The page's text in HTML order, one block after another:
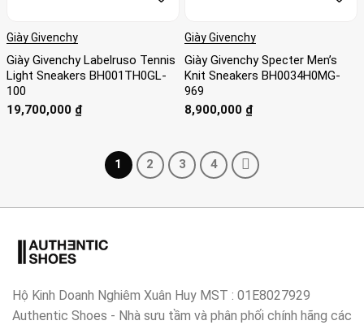
Giày Givenchy
Giày Givenchy Labelruso Tennis
Light Sneakers BH001TH0GL-
100
19,700,000 ₫
Giày Givenchy
Giày Givenchy Specter Men’s
Knit Sneakers BH0034H0MG-
969
8,900,000 ₫
1 2 3 4
Hộ Kinh Doanh Nghiêm Xuân Huy MST : 01E8027929
Authentic Shoes - Nhà sưu tầm và phân phối chính hãng các